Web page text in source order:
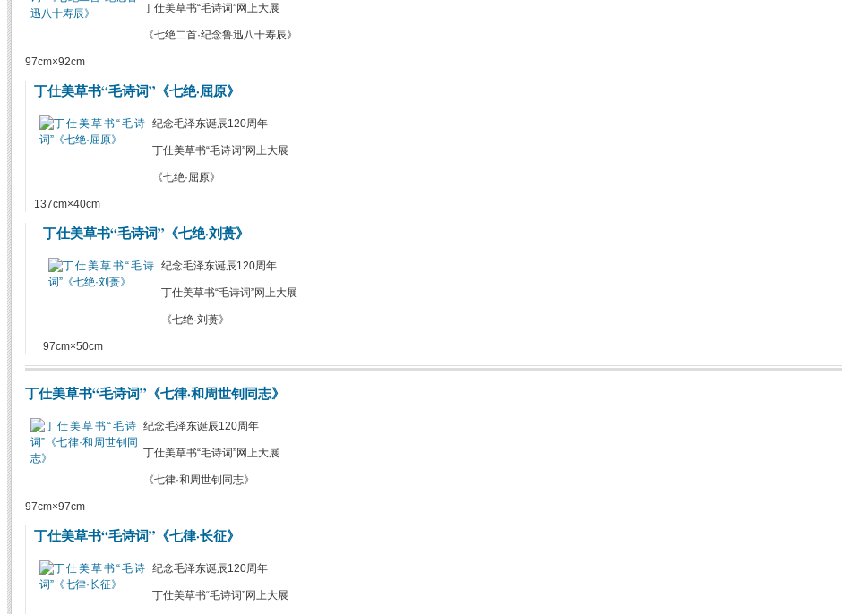
丁仕美草书“毛诗词”网上大展
《七绝二首·纪念鲁迅八十寿辰》
97cm×92cm
丁仕美草书“毛诗词”《七绝·屈原》
纪念毛泽东诞辰120周年
丁仕美草书“毛诗词”网上大展
《七绝·屈原》
137cm×40cm
丁仕美草书“毛诗词”《七绝·刘蒉》
纪念毛泽东诞辰120周年
丁仕美草书“毛诗词”网上大展
《七绝·刘蒉》
97cm×50cm
丁仕美草书“毛诗词”《七律·和周世钊同志》
纪念毛泽东诞辰120周年
丁仕美草书“毛诗词”网上大展
《七律·和周世钊同志》
97cm×97cm
丁仕美草书“毛诗词”《七律·长征》
纪念毛泽东诞辰120周年
丁仕美草书“毛诗词”网上大展